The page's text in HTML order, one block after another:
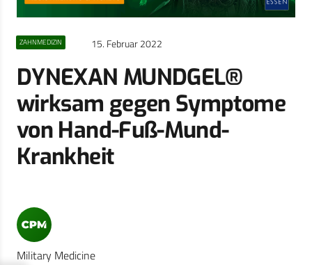
ZAHNMEDIZIN 15. Februar 2022
DYNEXAN MUNDGEL®
wirksam gegen Symptome
von Hand-Fuß-Mund-
Krankheit
Military Medicine